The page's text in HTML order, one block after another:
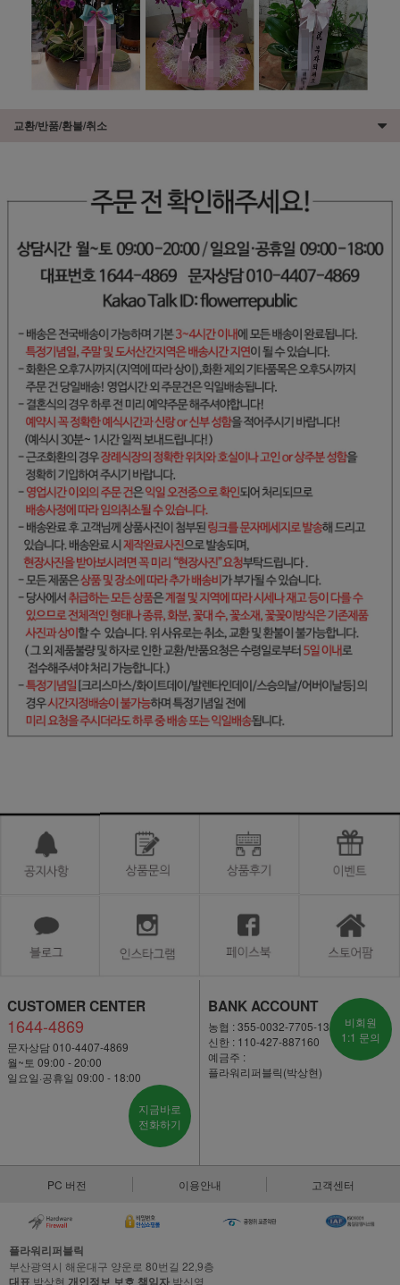
교환/반품/환불/취소
CUSTOMER CENTER
1644-4869
문자상담 010-4407-4869
월~토 09:00 - 20:00
일요일·공휴일 09:00 - 18:00
지금바로
전화하기
BANK ACCOUNT
농협 : 355-0032-7705-13
신한 : 110-427-887160
예금주 :
플라워리퍼블릭(박상현)
비회원
1:1 문의
PC 버전 이용안내 고객센터
플라워리퍼블릭
부산광역시 해운대구 양운로 80번길 22,9층
대표 박상현 개인정보 보호 책임자 박신영